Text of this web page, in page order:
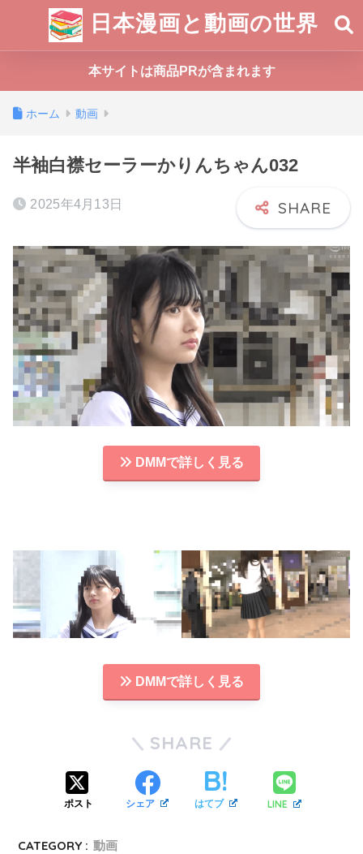
日本漫画と動画の世界
本サイトは商品PRが含まれます
ホーム 動画
半袖白襟セーラーかりんちゃん032
2025年4月13日
DMMで詳しく見る
DMMで詳しく見る
SHARE
ポスト シェア はてブ LINE
CATEGORY : 動画